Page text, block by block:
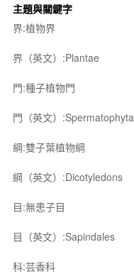
主題與關鍵字
界:植物界
界（英文）:Plantae
門:種子植物門
門（英文）:Spermatophyta
綱:雙子葉植物綱
綱（英文）:Dicotyledons
目:無患子目
目（英文）:Sapindales
科:芸香科